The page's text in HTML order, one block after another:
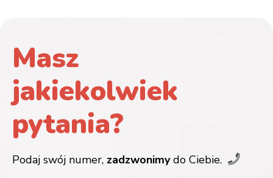
Masz
jakiekolwiek
pytania?
Podaj swój numer, zadzwonimydo Ciebie.